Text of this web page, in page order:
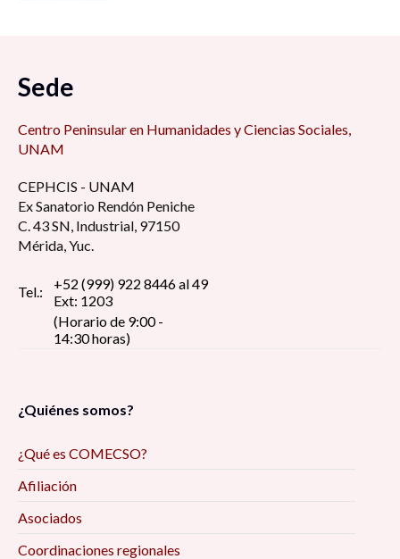
Sede
Centro Peninsular en Humanidades y Ciencias Sociales,
UNAM
CEPHCIS - UNAM
Ex Sanatorio Rendón Peniche
C. 43 SN, Industrial, 97150
Mérida, Yuc.
Tel.:
+52 (999) 922 8446 al 49
Ext: 1203
(Horario de 9:00 -
14:30 horas)
¿Quiénes somos?
¿Qué es COMECSO?
Afiliación
Asociados
Coordinaciones regionales